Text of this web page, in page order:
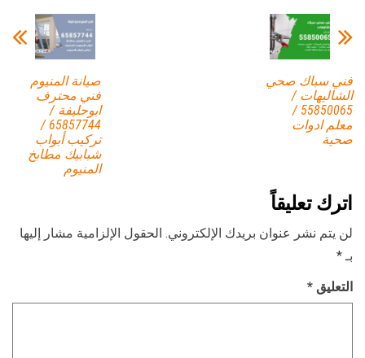
صيانة المنيوم
فني محترف
ابوحليفة /
65857744 /
تركيب أبواب
شبابيك مطابخ
المنيوم
فني سباك صحي
الشاليهات /
55850065 /
معلم ادوات
صحية
اترك تعليقاً
لن يتم نشر عنوان بريدك الإلكتروني. الحقول الإلزامية مشار إليها
بـ*
التعليق *